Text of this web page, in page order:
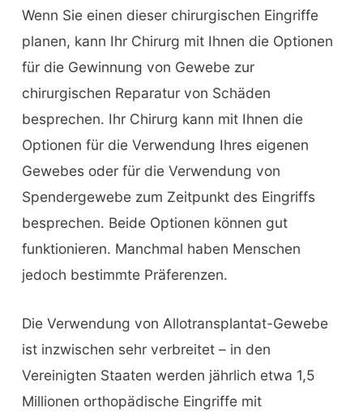
Wenn Sie einen dieser chirurgischen Eingriffe
planen, kann Ihr Chirurg mit Ihnen die Optionen
für die Gewinnung von Gewebe zur
chirurgischen Reparatur von Schäden
besprechen. Ihr Chirurg kann mit Ihnen die
Optionen für die Verwendung Ihres eigenen
Gewebes oder für die Verwendung von
Spendergewebe zum Zeitpunkt des Eingriffs
besprechen. Beide Optionen können gut
funktionieren. Manchmal haben Menschen
jedoch bestimmte Präferenzen.
Die Verwendung von Allotransplantat-Gewebe
ist inzwischen sehr verbreitet – in den
Vereinigten Staaten werden jährlich etwa 1,5
Millionen orthopädische Eingriffe mit